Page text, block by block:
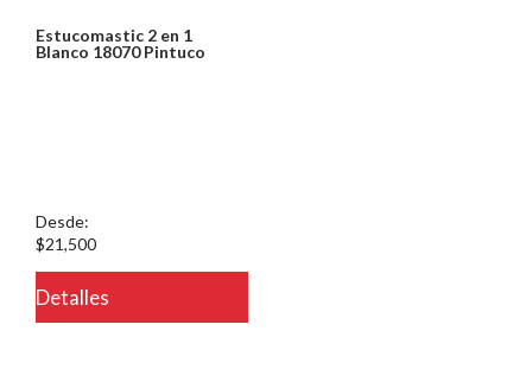
Estucomastic 2 en 1
Blanco 18070 Pintuco
Desde:
$21,500
Detalles